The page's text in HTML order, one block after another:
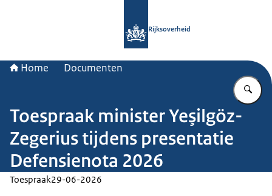
Rijksoverheid
Home Documenten
Toespraak minister Yeşilgöz-
Zegerius tijdens presentatie
Defensienota 2026
Toespraak29-06-2026